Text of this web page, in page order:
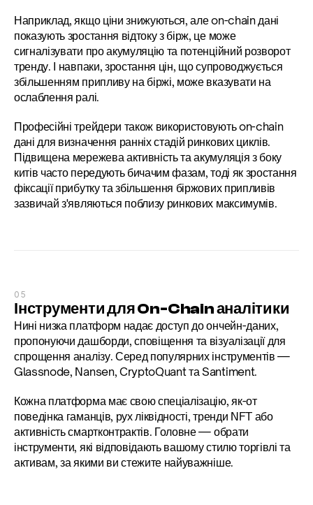
Наприклад, якщо ціни знижуються, але on-chain дані
показують зростання відтоку з бірж, це може
сигналізувати про акумуляцію та потенційний розворот
тренду. І навпаки, зростання цін, що супроводжується
збільшенням припливу на біржі, може вказувати на
ослаблення ралі.
Професійні трейдери також використовують on-chain
дані для визначення ранніх стадій ринкових циклів.
Підвищена мережева активність та акумуляція з боку
китів часто передують бичачим фазам, тоді як зростання
фіксації прибутку та збільшення біржових припливів
зазвичай з'являються поблизу ринкових максимумів.
05
Інструменти для On-Chain аналітики
Нині низка платформ надає доступ до ончейн-даних,
пропонуючи дашборди, сповіщення та візуалізації для
спрощення аналізу. Серед популярних інструментів —
Glassnode, Nansen, CryptoQuant та Santiment.
Кожна платформа має свою спеціалізацію, як-от
поведінка гаманців, рух ліквідності, тренди NFT або
активність смартконтрактів. Головне — обрати
інструменти, які відповідають вашому стилю торгівлі та
активам, за якими ви стежите найуважніше.